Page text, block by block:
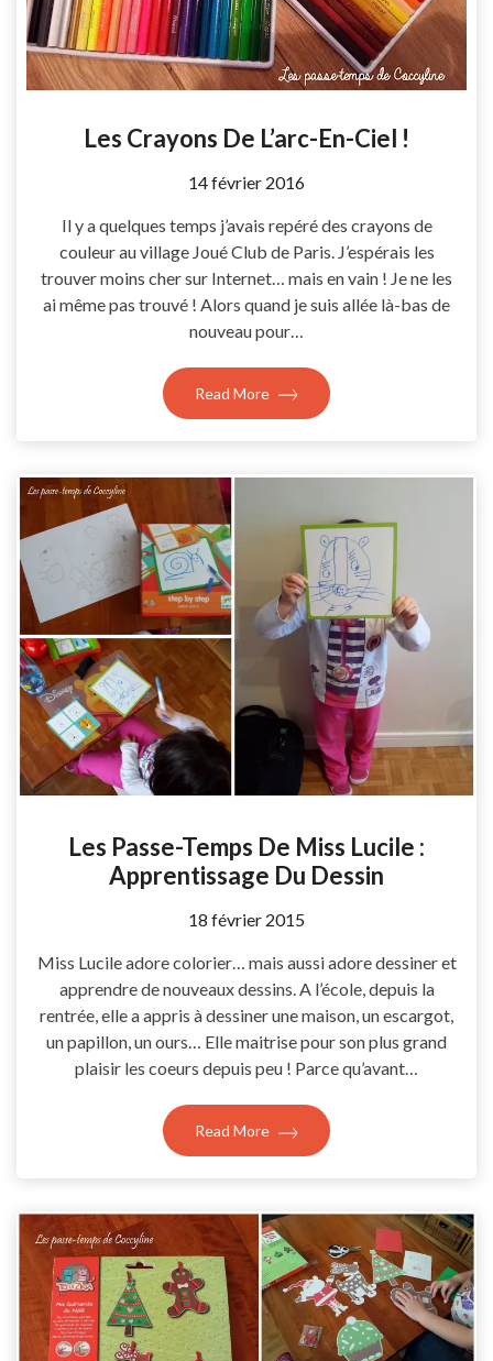
Les Crayons De L’arc-En-Ciel !
by
14 février 2016
Il y a quelques temps j’avais repéré des crayons de
couleur au village Joué Club de Paris. J’espérais les
trouver moins cher sur Internet… mais en vain ! Je ne les
ai même pas trouvé ! Alors quand je suis allée là-bas de
nouveau pour…
Read More
Les Passe-Temps De Miss Lucile :
Apprentissage Du Dessin
by
18 février 2015
Miss Lucile adore colorier… mais aussi adore dessiner et
apprendre de nouveaux dessins. A l’école, depuis la
rentrée, elle a appris à dessiner une maison, un escargot,
un papillon, un ours… Elle maitrise pour son plus grand
plaisir les coeurs depuis peu ! Parce qu’avant…
Read More